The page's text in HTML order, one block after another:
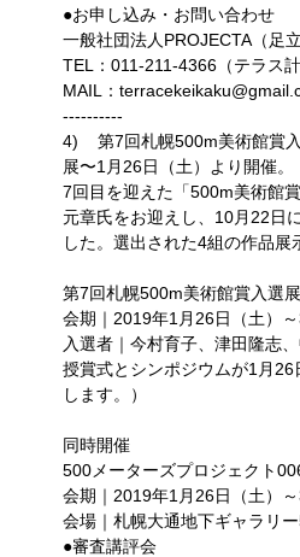
●お申し込み・お問い合わせ
一般社団法人PROJECTA（足立
TEL：011-211-4366（テラス計
MAIL：
----------
4)    第7回札幌500m美術館賞
展〜1月26日（土）より開催。
7回目を迎えた「500m美術館
元章氏をお迎えし、10月22日
した。選出された4組の作品展
第7回札幌500m美術館賞入選展
会期｜2019年1月26日（土）～
入選者｜今村育子、津田隆志
授賞式とシンポジウムが1月
します。）
同時開催
500メーターズプロジェクト
会期｜2019年1月26日（土）
会場｜札幌大通地下ギャラリ
●審査講評会